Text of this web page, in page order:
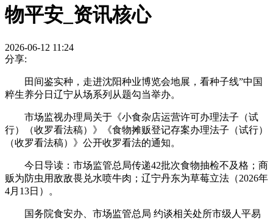
物平安_资讯核心
2026-06-12 11:24
分享:
田间鉴实种，走进沈阳种业博览会地展，看种子线”中国
粹生养分日辽宁从场系列从题勾当举办。
市场监视办理局关于《小食杂店运营许可办理法子（试
行）（收罗看法稿）》《食物摊贩登记存案办理法子（试行）
（收罗看法稿）》公开收罗看法的通知。
今日导读：市场监管总局传递42批次食物抽检不及格；商
贩为防虫用敌敌畏兑水喷牛肉；辽宁丹东为草莓立法（2026年
4月13日）。
国务院食安办、市场监管总局 约谈相关处所市级人平易